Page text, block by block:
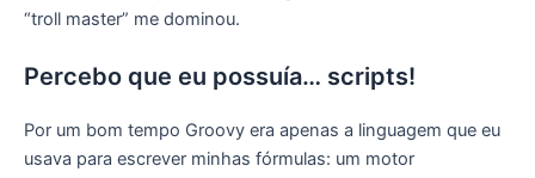
“troll master” me dominou.
Percebo que eu possuía… scripts!
Por um bom tempo Groovy era apenas a linguagem que eu
usava para escrever minhas fórmulas: um motor